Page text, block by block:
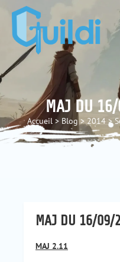
MAJ DU
Accueil > Blog > 2014 >
MAJ DU 16/
MAJ 2.11